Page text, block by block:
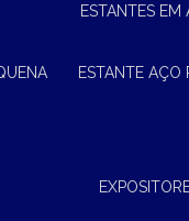
ESTANTES EM
ESTANTE AÇO